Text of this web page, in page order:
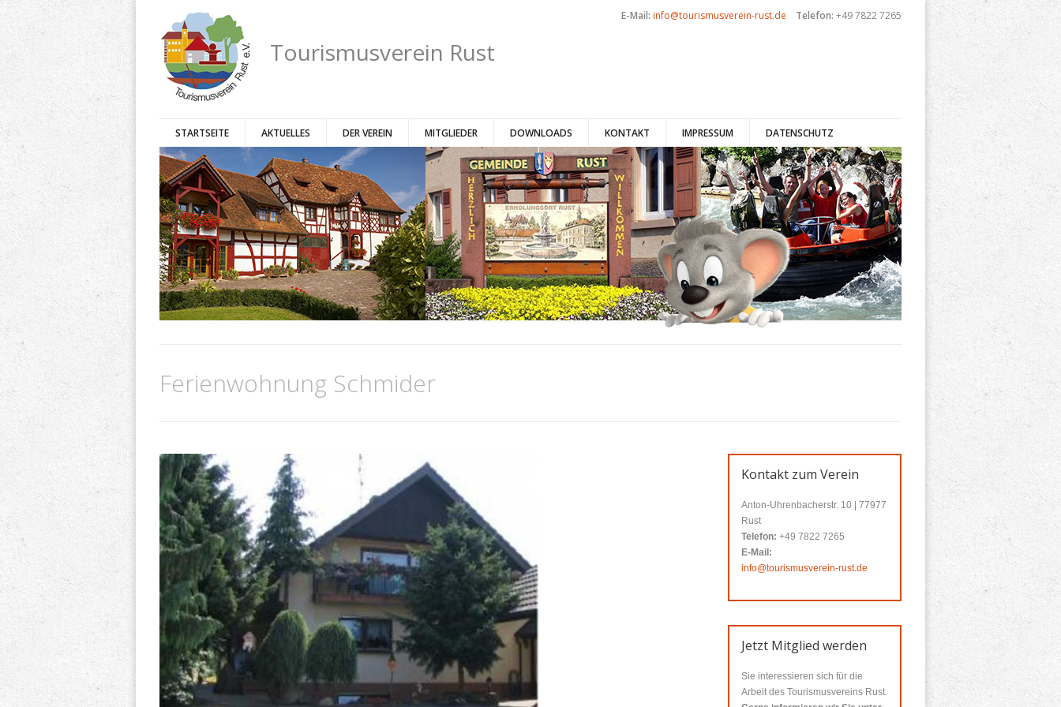
Tourismusverein Rust
E-Mail: info@tourismusverein-rust.de Telefon: +49 7822 7265
STARTSEITE AKTUELLES DER VEREIN MITGLIEDER DOWNLOADS KONTAKT IMPRESSUM DATENSCHUTZ
Ferienwohnung Schmider
Kontakt zum Verein
Anton-Uhrenbacherstr. 10 | 77977
Rust
Telefon: +49 7822 7265
E-Mail:
info@tourismusverein-rust.de
Jetzt Mitglied werden
Sie interessieren sich für die
Arbeit des Tourismusvereins Rust.